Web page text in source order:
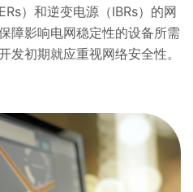
）和逆变电源（IBRs）的网
障影响电网稳定性的设备所需
发初期就应重视网络安全性。